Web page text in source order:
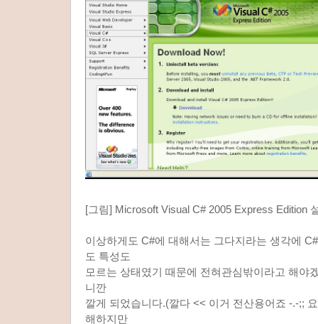
[그림] Microsoft Visual C# 2005 Express Edition
이상하게도 C#에 대해서는 그다지라는 생각에
도 특성도
모르는 상태였기 때문에 전혀관심밖이라고 해야
니깐
깔게 되었습니다.(깔다 << 이거 전산용어죠 -.-;;
해하지만